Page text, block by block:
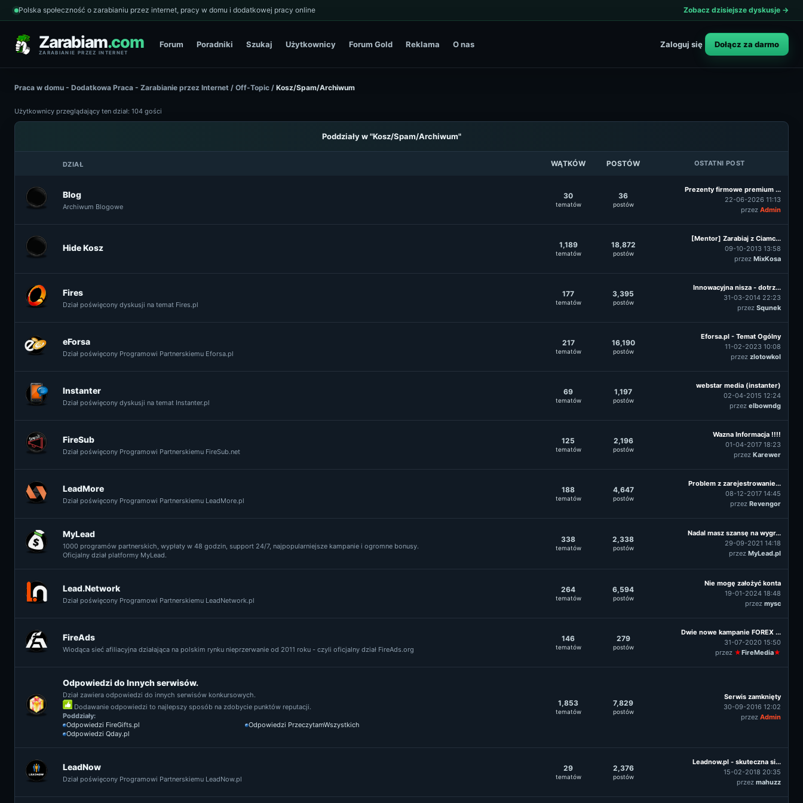
Polska społeczność o zarabianiu przez internet, pracy w domu i dodatkowej pracy online Zobacz dzisiejsze dyskusje →
Zarabiam.com
ZARABIANIE PRZEZ INTERNET
Forum Poradniki Szukaj Użytkownicy Forum Gold Reklama O nas Zaloguj się Dołącz za darmo
Praca w domu - Dodatkowa Praca - Zarabianie przez Internet / Off-Topic / Kosz/Spam/Archiwum
Użytkownicy przeglądający ten dział: 104 gości
Poddziały w "Kosz/Spam/Archiwum"
DZIAŁ WĄTKÓW POSTÓW OSTATNI POST
Blog
Archiwum Blogowe
30
tematów
36
postów
Prezenty firmowe premium ...
22-06-2026 11:13
przez Admin
Hide Kosz 1,189
tematów
18,872
postów
[Mentor] Zarabiaj z Ciamc...
09-10-2013 13:58
przez MixKosa
Fires
Dział poświęcony dyskusji na temat Fires.pl
177
tematów
3,395
postów
Innowacyjna nisza - dotrz...
31-03-2014 22:23
przez Squnek
eForsa
Dział poświęcony Programowi Partnerskiemu Eforsa.pl
217
tematów
16,190
postów
Eforsa.pl - Temat Ogólny
11-02-2023 10:08
przez zlotowkol
Instanter
Dział poświęcony dyskusji na temat Instanter.pl
69
tematów
1,197
postów
webstar media (instanter)
02-04-2015 12:24
przez elbowndg
FireSub
Dział poświęcony Programowi Partnerskiemu FireSub.net
125
tematów
2,196
postów
Wazna Informacja !!!!
01-04-2017 18:23
przez Karewer
LeadMore
Dział poświęcony Programowi Partnerskiemu LeadMore.pl
188
tematów
4,647
postów
Problem z zarejestrowanie...
08-12-2017 14:45
przez Revengor
MyLead
1000 programów partnerskich, wypłaty w 48 godzin, support 24/7, najpopularniejsze kampanie i ogromne bonusy.
Oficjalny dział platformy MyLead.
338
tematów
2,338
postów
Nadal masz szansę na wygr...
29-09-2021 14:18
przez MyLead.pl
Lead.Network
Dział poświęcony Programowi Partnerskiemu LeadNetwork.pl
264
tematów
6,594
postów
Nie mogę założyć konta
19-01-2024 18:48
przez mysc
FireAds
Wiodąca sieć afiliacyjna działająca na polskim rynku nieprzerwanie od 2011 roku - czyli oficjalny dział FireAds.org
146
tematów
279
postów
Dwie nowe kampanie FOREX ...
31-07-2020 15:50
przez ★FireMedia★
Odpowiedzi do Innych serwisów.
Dział zawiera odpowiedzi do innych serwisów konkursowych.
Dodawanie odpowiedzi to najlepszy sposób na zdobycie punktów reputacji.
Poddziały:
Odpowiedzi FireGifts.pl
Odpowiedzi PrzeczytamWszystkich
Odpowiedzi Qday.pl
1,853
tematów
7,829
postów
Serwis zamknięty
30-09-2016 12:02
przez Admin
LeadNow
Dział poświęcony Programowi Partnerskiemu LeadNow.pl
29
tematów
2,376
postów
Leadnow.pl - skuteczna si...
15-02-2018 20:35
przez mahuzz